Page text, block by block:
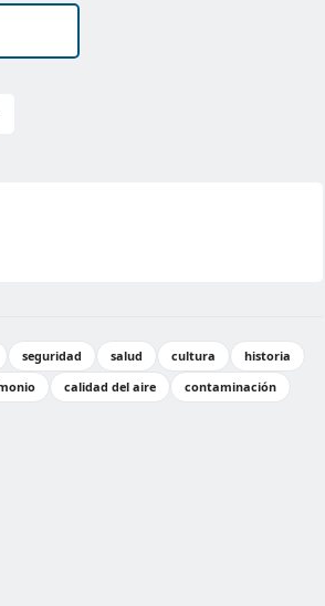
seguridad salud cultura
historia
calidad del aire
contaminación